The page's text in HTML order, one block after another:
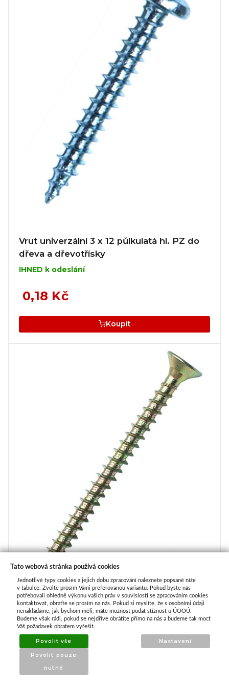
Vrut univerzální 3 x 12 půlkulatá hl. PZ do
dřeva a dřevotřísky
IHNED k odeslání
0,18 Kč
Koupit
Vrut univerzální 3 x 16 zap. hl. TORX do
dřeva a dřevotřísky
IHNED k odeslání
0,10 Kč
Tato webová stránka používá cookies
Jednotlivé typy cookies a jejich dobu zpracování naleznete popsané níže
v tabulce. Zvolte prosím Vámi preferovanou variantu. Pokud byste nás
potřebovali ohledně výkonu vašich práv v souvislosti se zpracováním cookies
kontaktovat, obraťte se prosím na nás. Pokud si myslíte, že s osobními údaji
nenakládáme, jak bychom měli, máte možnost podat stížnost u ÚOOÚ.
Budeme však rádi, pokud se nejdříve obrátíte přímo na nás a budeme tak moct
Váš požadavek obratem vyřešit.
Povolit vše
Povolit pouze
nutné
Nastavení